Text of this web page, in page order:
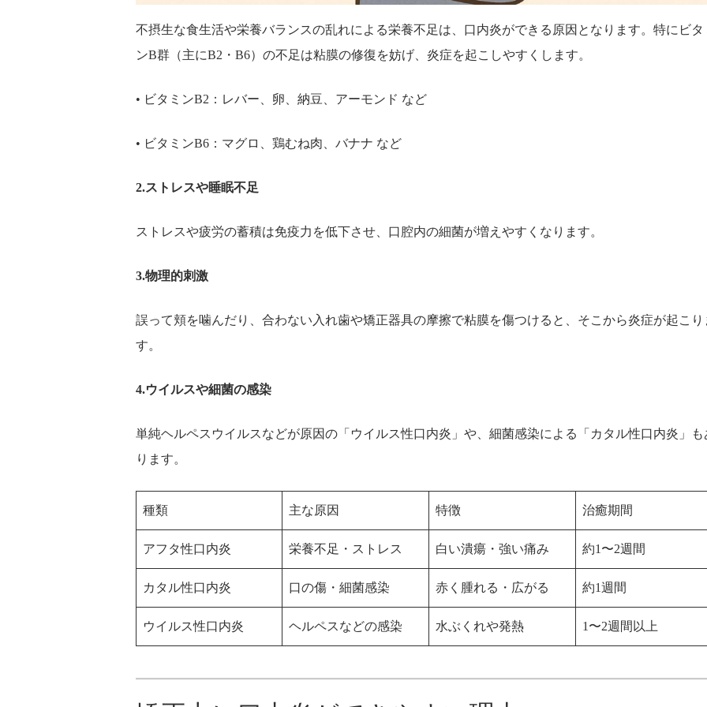
不摂生な食生活や栄養バランスの乱れによる栄養不足は、口内炎ができる原因となります。特にビタ
ンB群（主にB2・B6）の不足は粘膜の修復を妨げ、炎症を起こしやすくします。
• ビタミンB2：レバー、卵、納豆、アーモンド など
• ビタミンB6：マグロ、鶏むね肉、バナナ など
2.ストレスや睡眠不足
ストレスや疲労の蓄積は免疫力を低下させ、口腔内の細菌が増えやすくなります。
3.物理的刺激
誤って頬を噛んだり、合わない入れ歯や矯正器具の摩擦で粘膜を傷つけると、そこから炎症が起こり
す。
4.ウイルスや細菌の感染
単純ヘルペスウイルスなどが原因の「ウイルス性口内炎」や、細菌感染による「カタル性口内炎」も
ります。
種類 主な原因 特徴 治癒期間
アフタ性口内炎 栄養不足・ストレス 白い潰瘍・強い痛み 約1〜2週間
カタル性口内炎 口の傷・細菌感染 赤く腫れる・広がる 約1週間
ウイルス性口内炎 ヘルペスなどの感染 水ぶくれや発熱 1〜2週間以上